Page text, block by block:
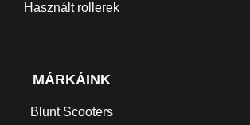
Használt rollerek
MÁRKÁINK
Blunt Scooters